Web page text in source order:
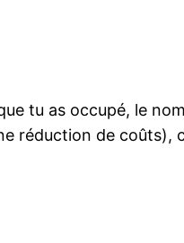
tu as occupé, le
réduction de coûts),